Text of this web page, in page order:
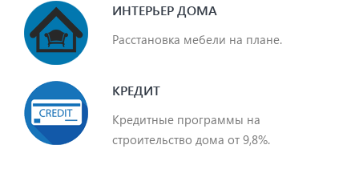
ИНТЕРЬЕР ДОМА
Расстановка мебели на плане.
КРЕДИТ
Кредитные программы на
строительство дома от 9,8%.